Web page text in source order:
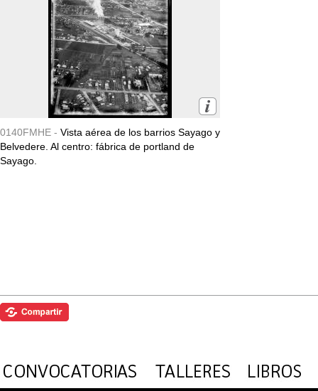
0140FMHE - Vista aérea de los barrios Sayago y
Belvedere. Al centro: fábrica de portland de
Sayago.